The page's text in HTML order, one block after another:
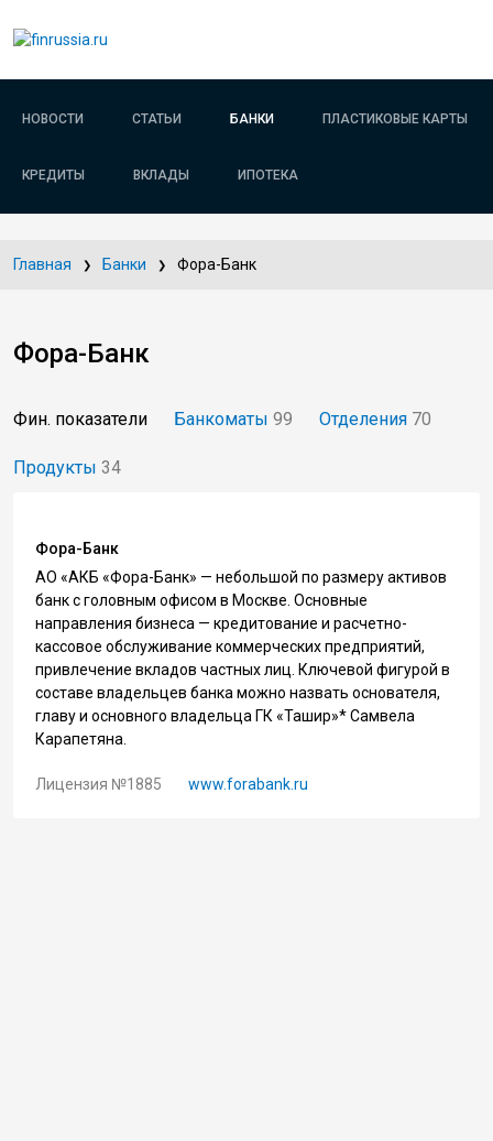
НОВОСТИ СТАТЬИ БАНКИ ПЛАСТИКОВЫЕ КАРТЫ
КРЕДИТЫ ВКЛАДЫ ИПОТЕКА
Главная Банки Фора-Банк
Фора-Банк
Фин. показатели Банкоматы 99 Отделения 70
Продукты 34
Фора-Банк
АО «АКБ «Фора-Банк» — небольшой по размеру активов
банк с головным офисом в Москве. Основные
направления бизнеса — кредитование и расчетно-
кассовое обслуживание коммерческих предприятий,
привлечение вкладов частных лиц. Ключевой фигурой в
составе владельцев банка можно назвать основателя,
главу и основного владельца ГК «Ташир»* Самвела
Карапетяна.
Лицензия №1885 www.forabank.ru